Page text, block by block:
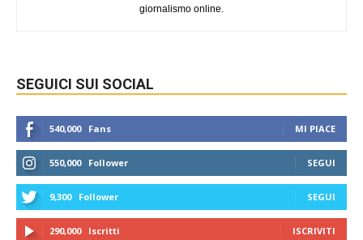
giornalismo online.
SEGUICI SUI SOCIAL
540,000 Fans MI PIACE
550,000 Follower SEGUI
9,300 Follower SEGUI
290,000 Iscritti ISCRIVITI